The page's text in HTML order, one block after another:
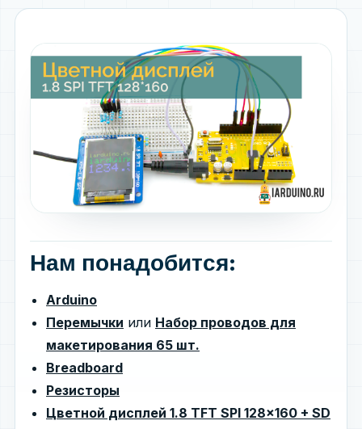
Нам понадобится:
Arduino
Перемычки или Набор проводов для
макетирования 65 шт.
Breadboard
Резисторы
Цветной дисплей 1.8 TFT SPI 128x160 + SD